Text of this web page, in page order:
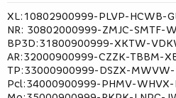
н
и
я
XL:10802900999-PLVP-HCWB-
NR: 30802000999-ZMJC-SMTF-
BP3D:31800900999-XKTW-
AR:32000900999-CZZK-TBBM-
TP:33000900999-DSZX-MWVW-
Pcl:34000900999-PHMV-WHVX-